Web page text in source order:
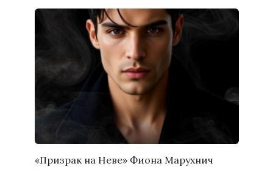
«Призрак на Неве» Фиона Марухнич